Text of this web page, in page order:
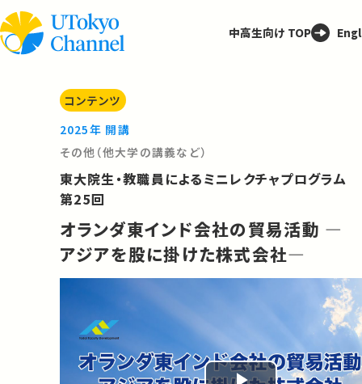
中高生向け TOP
コンテンツ
2025年 開講
その他（他大学の講義など）
東大院生・教職員によるミニレクチャプログラム
第25回
オランダ東インド会社の貿易活動 ―
アジアを股に掛けた株式会社―